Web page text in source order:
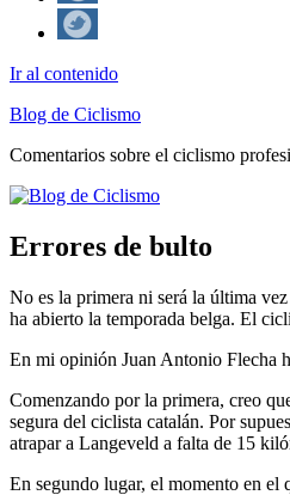
Ir al contenido
Blog de Ciclismo
Comentarios sobre el ciclismo
Errores de bulto
No es la primera ni será la última
ha abierto la temporada belga. El
En mi opinión Juan Antonio Flecha
Comenzando por la primera, creo
segura del ciclista catalán. Por
atrapar a Langeveld a falta de 15
En segundo lugar, el momento en el